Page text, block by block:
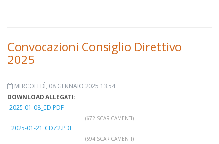
Convocazioni Consiglio Direttivo
2025
MERCOLEDÌ, 08 GENNAIO 2025 13:54
DOWNLOAD ALLEGATI:
2025-01-08_CD.PDF
(672 SCARICAMENTI)
2025-01-21_CDZ2.PDF
(594 SCARICAMENTI)